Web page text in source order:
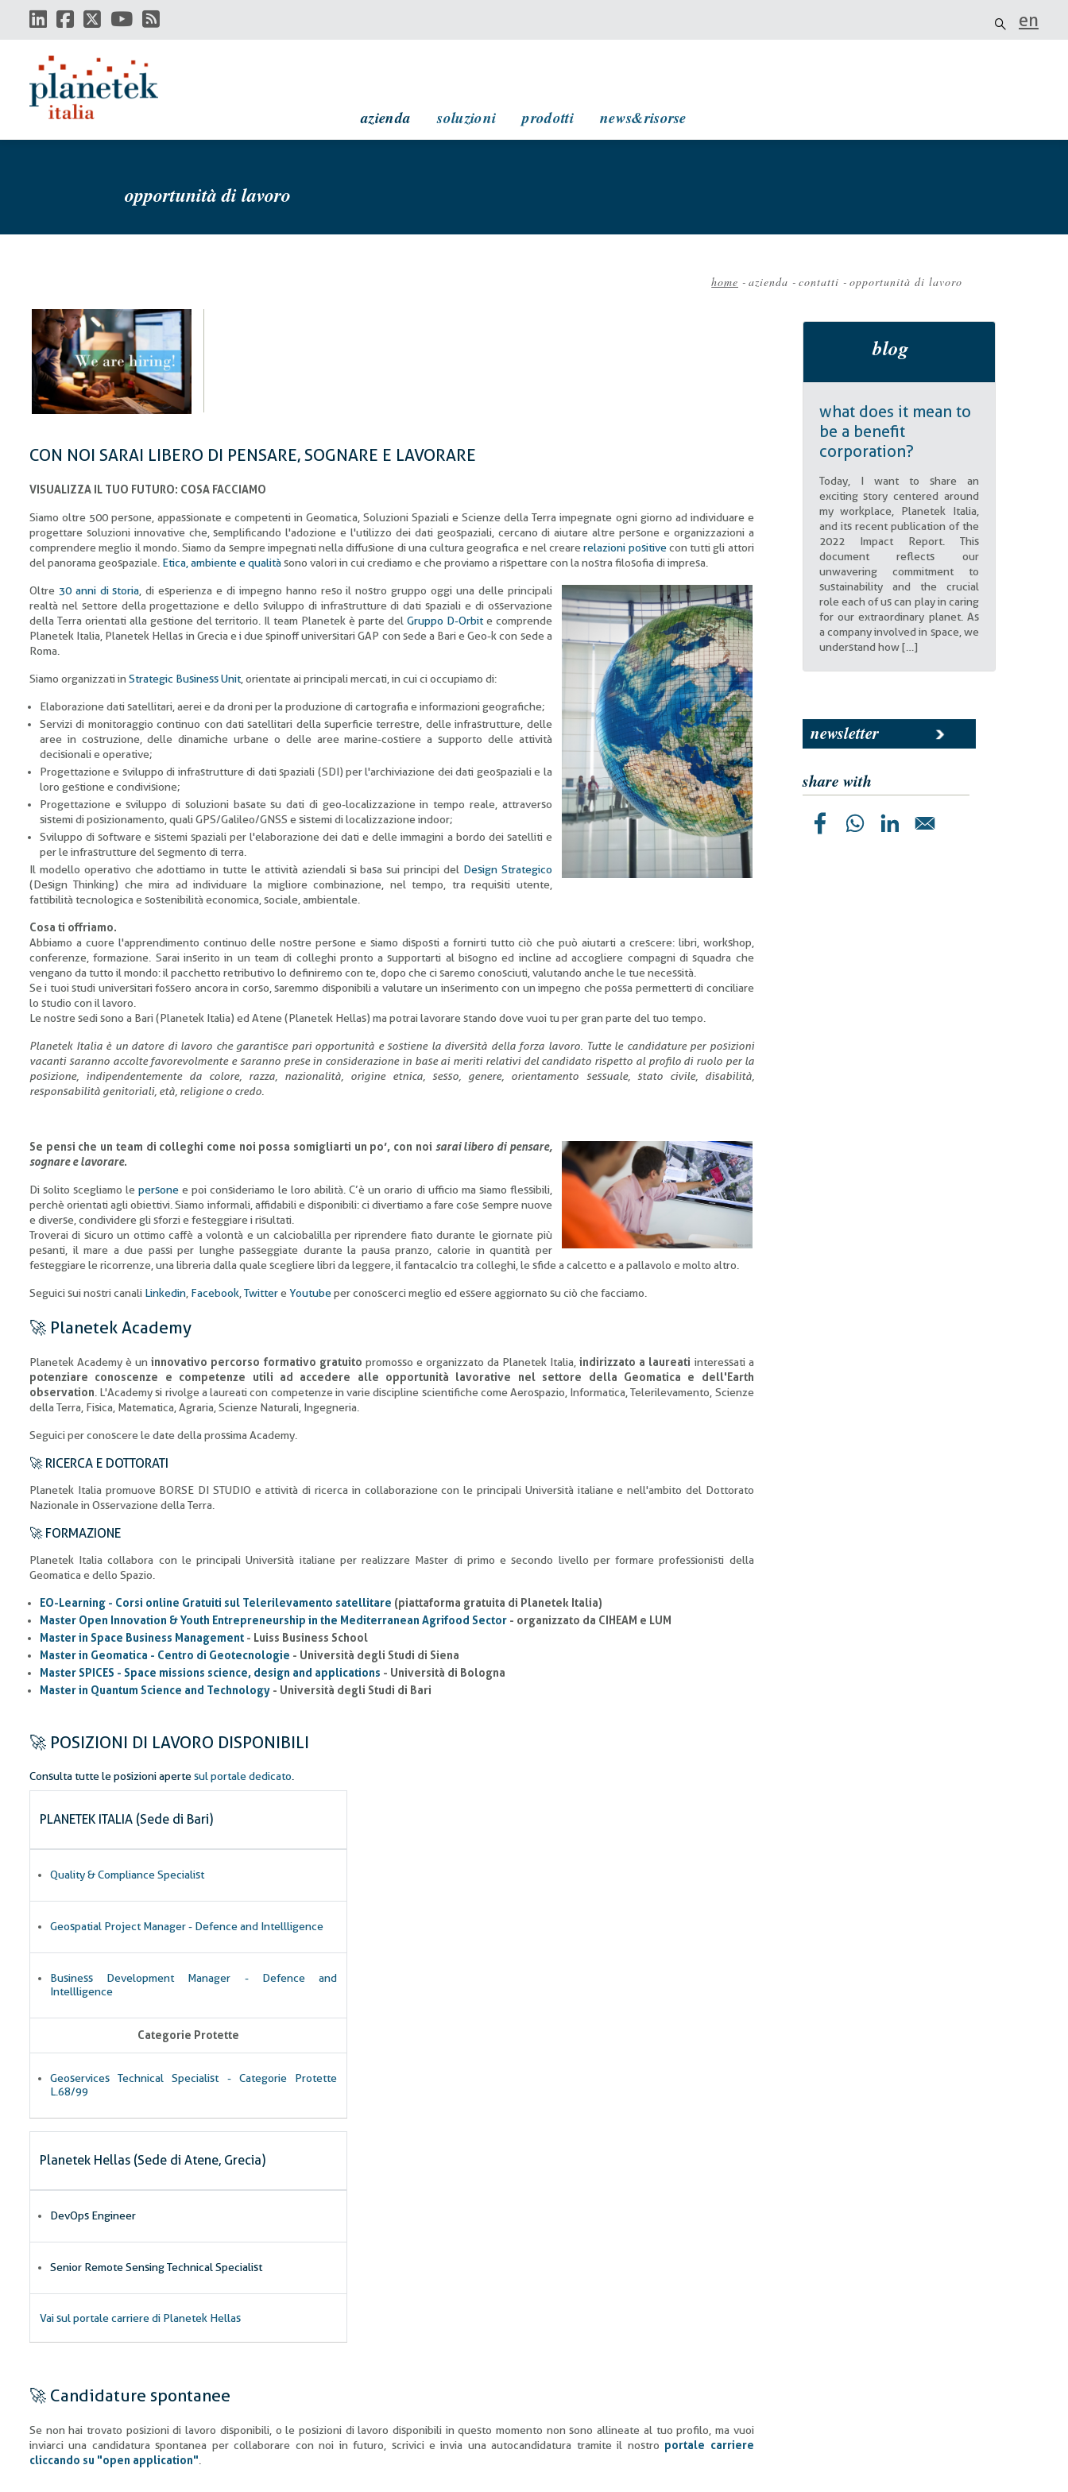
contenuto
en
azienda soluzioni prodotti news&risorse
opportunità di lavoro
home - azienda - contatti - opportunità di lavoro
CON NOI SARAI LIBERO DI PENSARE, SOGNARE E LAVORARE
VISUALIZZA IL TUO FUTURO: COSA FACCIAMO
Siamo oltre 500 persone, appassionate e competenti in Geomatica, Soluzioni Spaziali e Scienze della Terra impegnate ogni giorno ad individuare e
progettare soluzioni innovative che, semplificando l'adozione e l'utilizzo dei dati geospaziali, cercano di aiutare altre persone e organizzazioni a
comprendere meglio il mondo. Siamo da sempre impegnati nella diffusione di una cultura geografica e nel crearerelazioni positivecon tutti gli attori
del panorama geospaziale. Etica, ambiente e qualitàsono valori in cui crediamo e che proviamo a rispettare con la nostra filosofia di impresa.
Oltre 30 anni di storia , di esperienza e di impegno hanno reso il nostro gruppo oggi una delle principali
realtà nel settore della progettazione e dello sviluppo di infrastrutture di dati spaziali e di osservazione
della Terra orientati alla gestione del territorio. Il team Planetek è parte del Gruppo D-Orbite comprende
Planetek Italia, Planetek Hellas in Grecia e i due spinoff universitari GAP con sede a Bari e Geo-k con sede a
Roma.
Siamo organizzati in Strategic Business Unit , orientate ai principali mercati, in cui ci occupiamo di:
Elaborazione dati satellitari, aerei e da droni per la produzione di cartografia e informazioni geografiche;
Servizi di monitoraggio continuo con dati satellitari della superficie terrestre, delle infrastrutture, delle
aree in costruzione, delle dinamiche urbane o delle aree marine-costiere a supporto delle attività
decisionali e operative;
Progettazione e sviluppo di infrastrutture di dati spaziali (SDI) per l'archiviazione dei dati geospaziali e la
loro gestione e condivisione;
Progettazione e sviluppo di soluzioni basate su dati di geo-localizzazione in tempo reale, attraverso
sistemi di posizionamento, quali GPS/Galileo/GNSS e sistemi di localizzazione indoor;
Sviluppo di software e sistemi spaziali per l'elaborazione dei dati e delle immagini a bordo dei satelliti e
per le infrastrutture del segmento di terra.
Il modello operativo che adottiamo in tutte le attività aziendali si basa sui principi del Design Strategico
(Design Thinking) che mira ad individuare la migliore combinazione, nel tempo, tra requisiti utente,
fattibilità tecnologica e sostenibilità economica, sociale, ambientale.
Cosa ti offriamo.
Abbiamo a cuore l'apprendimento continuo delle nostre persone e siamo disposti a fornirti tutto ciò che può aiutarti a crescere: libri, workshop,
conferenze, formazione. Sarai inserito in un team di colleghi pronto a supportarti al bisogno ed incline ad accogliere compagni di squadra che
vengano da tutto il mondo: il pacchetto retributivo lo definiremo con te, dopo che ci saremo conosciuti, valutando anche le tue necessità.
Se i tuoi studi universitari fossero ancora in corso, saremmo disponibili a valutare un inserimento con un impegno che possa permetterti di conciliare
lo studio con il lavoro.
Le nostre sedi sono a Bari (Planetek Italia) ed Atene (Planetek Hellas) ma potrai lavorare stando dove vuoi tu per gran parte del tuo tempo.
Planetek Italia è un datore di lavoro che garantisce pari opportunità e sostiene la diversità della forza lavoro. Tutte le candidature per posizioni
vacanti saranno accolte favorevolmente e saranno prese in considerazione in base ai meriti relativi del candidato rispetto al profilo di ruolo per la
posizione, indipendentemente da colore, razza, nazionalità, origine etnica, sesso, genere, orientamento sessuale, stato civile, disabilità,
responsabilità genitoriali, età, religione o credo.
Se pensi che un team di colleghi come noi possa somigliarti un po’, con noi sarai libero di pensare,
sognare e lavorare.
Di solito scegliamo lepersone e poi consideriamo le loro abilità. C’è un orario di ufficio ma siamo flessibili,
perchè orientati agli obiettivi. Siamo informali, affidabili e disponibili: ci divertiamo a fare cose sempre nuove
e diverse, condividere gli sforzi e festeggiare i risultati.
Troverai di sicuro un ottimo caffè a volontà e un calciobalilla per riprendere fiato durante le giornate più
pesanti, il mare a due passi per lunghe passeggiate durante la pausa pranzo, calorie in quantità per
festeggiare le ricorrenze, una libreria dalla quale scegliere libri da leggere, il fantacalcio tra colleghi, le sfide a calcetto e a pallavolo e molto altro.
Seguici sui nostri canali Linkedin Facebook TwittereYoutubeper conoscerci meglio ed essere aggiornato su ciò che facciamo.
🚀 Planetek Academy
Planetek Academy è uninnovativo percorso formativo gratuito promosso e organizzato da Planetek Italia,indirizzato a laureati interessati a
potenziare conoscenze e competenze utili ad accedere alle opportunità lavorative nel settore della Geomatica e dell'Earth
observation . L'Academy si rivolge a laureati con competenze in varie discipline scientifiche come Aerospazio, Informatica, Telerilevamento, Scienze
della Terra, Fisica, Matematica, Agraria, Scienze Naturali, Ingegneria.
Seguici per conoscere le date della prossima Academy.
🚀 RICERCA E DOTTORATI
Planetek Italia promuove BORSE DI STUDIO e attività di ricerca in collaborazione con le principali Università italiane e nell'ambito del Dottorato
Nazionale in Osservazione della Terra.
🚀 FORMAZIONE
Planetek Italia collabora con le principali Università italiane per realizzare Master di primo e secondo livello per formare professionisti della
Geomatica e dello Spazio.
EO-Learning - Corsi online Gratuiti sul Telerilevamento satellitare (piattaforma gratuita di Planetek Italia)
Master Open Innovation & Youth Entrepreneurship in the Mediterranean Agrifood Sector - organizzato da CIHEAM e LUM
Master in Space Business Management - Luiss Business School
Master in Geomatica - Centro di Geotecnologie - Università degli Studi di Siena
Master SPICES - Space missions science, design and applications - Università di Bologna
Master in Quantum Science and Technology - Università degli Studi di Bari
🚀 POSIZIONI DI LAVORO DISPONIBILI
Consulta tutte le posizioni apertesul portale dedicato
PLANETEK ITALIA (Sede di Bari)
Quality & Compliance Specialist
Geospatial Project Manager - Defence and Intellligence
Business Development Manager - Defence and
Intellligence
Categorie Protette
Geoservices Technical Specialist - Categorie Protette
L.68/99
Planetek Hellas (Sede di Atene, Grecia)
DevOps Engineer
Senior Remote Sensing Technical Specialist
Vai sul portale carriere di Planetek Hellas
🚀 Candidature spontanee
Se non hai trovato posizioni di lavoro disponibili, o le posizioni di lavoro disponibili in questo momento non sono allineate al tuo profilo, ma vuoi
inviarci una candidatura spontanea per collaborare con noi in futuro, scrivici e invia una autocandidatura tramite il nostro portale carriere
cliccando su "open application".
what does it mean to
be a benefit
corporation?
Today, I want to share an
exciting story centered around
my workplace, Planetek Italia,
and its recent publication of the
2022 Impact Report. This
document reflects our
unwavering commitment to
sustainability and the crucial
role each of us can play in caring
for our extraordinary planet. As
a company involved in space, we
understand how […]
newsletter
share with